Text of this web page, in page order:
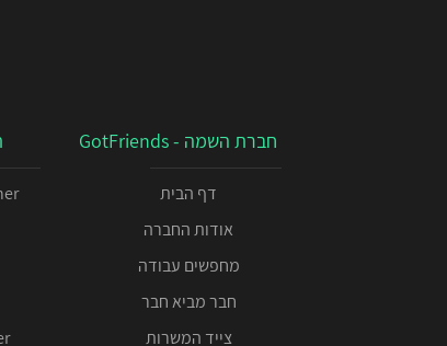
חברת השמה - GotFriends
דף הבית
אודות החברה
מחפשים עבודה
חבר מביא חבר
צייד המשרות